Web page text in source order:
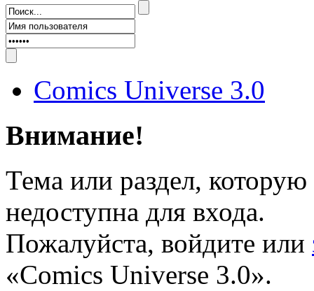
Comics Universe 3.0
Внимание!
Тема или раздел,
недоступна для входа.
Пожалуйста, войдите или
«Comics Universe 3.0».